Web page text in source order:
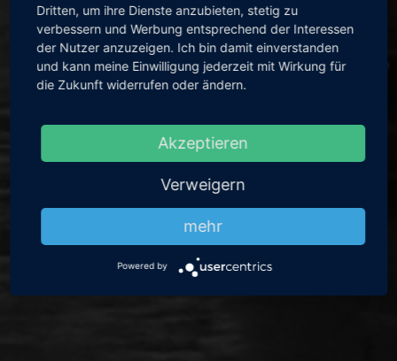
Dritten, um ihre Dienste anzubieten, stetig zu
verbessern und Werbung entsprechend der Interessen
der Nutzer anzuzeigen. Ich bin damit einverstanden
und kann meine Einwilligung jederzeit mit Wirkung für
die Zukunft widerrufen oder ändern.
Akzeptieren
Verweigern
mehr
Powered by